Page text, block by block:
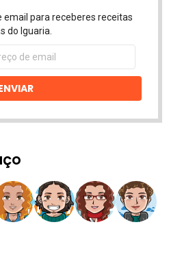
email para receberes receitas
do Iguaria.